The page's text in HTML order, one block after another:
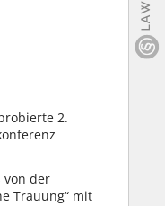
2.
von der
Trauung“ mit